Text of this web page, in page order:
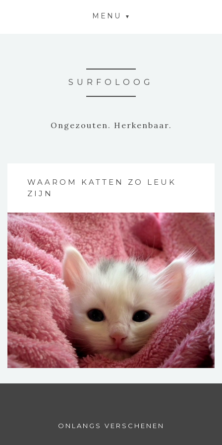
MENU
SURFOLOOG
Ongezouten. Herkenbaar.
WAAROM KATTEN ZO LEUK
ZIJN
ONLANGS VERSCHENEN